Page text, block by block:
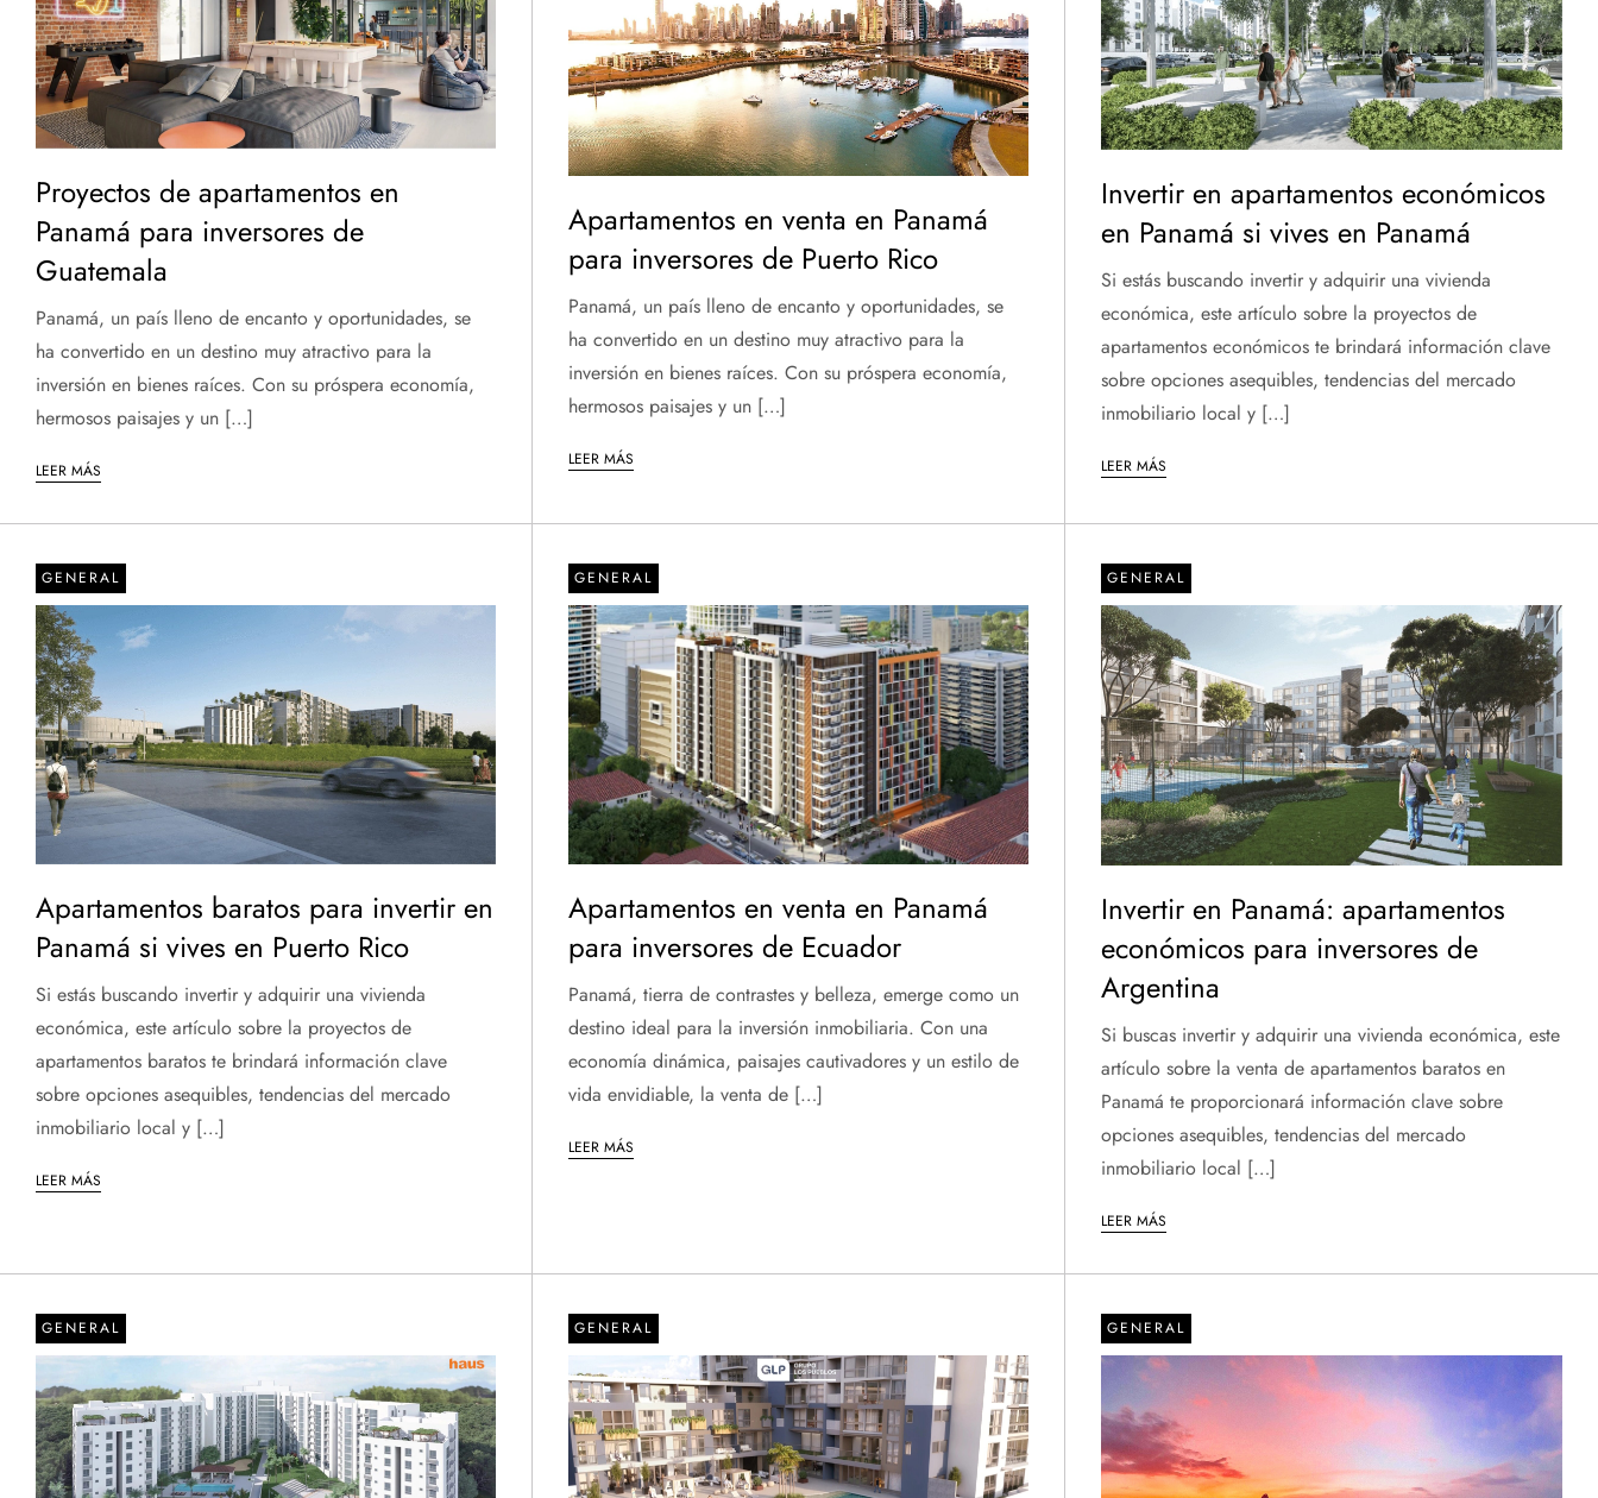
Proyectos de apartamentos en
Panamá para inversores de
Guatemala
Panamá, un país lleno de encanto y oportunidades, se
ha convertido en un destino muy atractivo para la
inversión en bienes raíces. Con su próspera economía,
hermosos paisajes y un […]
LEER MÁS
Apartamentos en venta en Panamá
para inversores de Puerto Rico
Panamá, un país lleno de encanto y oportunidades, se
ha convertido en un destino muy atractivo para la
inversión en bienes raíces. Con su próspera economía,
hermosos paisajes y un […]
LEER MÁS
Invertir en apartamentos económicos
en Panamá si vives en Panamá
Si estás buscando invertir y adquirir una vivienda
económica, este artículo sobre la proyectos de
apartamentos económicos te brindará información clave
sobre opciones asequibles, tendencias del mercado
inmobiliario local y […]
LEER MÁS
GENERAL
Apartamentos baratos para invertir en
Panamá si vives en Puerto Rico
Si estás buscando invertir y adquirir una vivienda
económica, este artículo sobre la proyectos de
apartamentos baratos te brindará información clave
sobre opciones asequibles, tendencias del mercado
inmobiliario local y […]
LEER MÁS
GENERAL
Apartamentos en venta en Panamá
para inversores de Ecuador
Panamá, tierra de contrastes y belleza, emerge como un
destino ideal para la inversión inmobiliaria. Con una
economía dinámica, paisajes cautivadores y un estilo de
vida envidiable, la venta de […]
LEER MÁS
GENERAL
Invertir en Panamá: apartamentos
económicos para inversores de
Argentina
Si buscas invertir y adquirir una vivienda económica, este
artículo sobre la venta de apartamentos baratos en
Panamá te proporcionará información clave sobre
opciones asequibles, tendencias del mercado
inmobiliario local […]
LEER MÁS
GENERAL GENERAL GENERAL